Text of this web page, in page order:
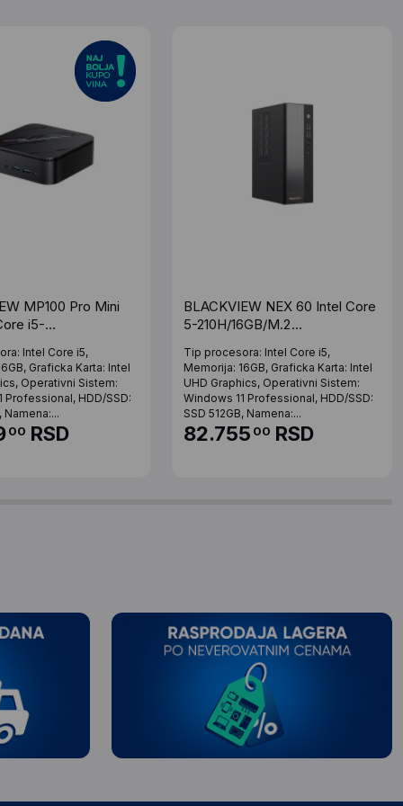
MP100 Pro Mini
i5-
LAN/BT/Win11Pro
Intel Core i5,
Graficka Karta: Intel
Operativni Sistem:
Professional, HDD/SSD:
Namena:...
00 RSD
BLACKVIEW NEX 60 Intel Core
5-210H/16GB/M.2
Tip procesora: Intel Core i5,
Memorija: 16GB, Graficka Karta: Intel
UHD Graphics, Operativni Sistem:
Windows 11 Professional, HDD/SSD:
SSD 512GB, Namena:...
82.755 00 RSD